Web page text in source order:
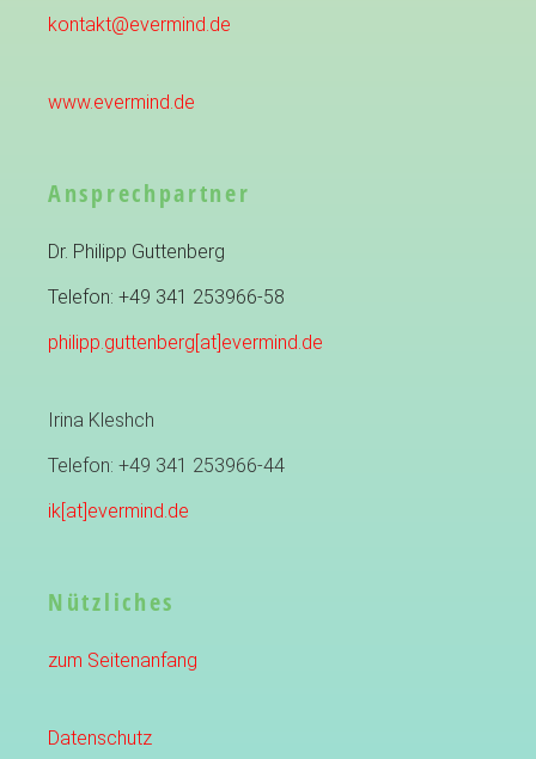
kontakt@evermind.de
www.evermind.de
Ansprechpartner
Dr. Philipp Guttenberg
Telefon: +49 341 253966-58
philipp.guttenberg[at]evermind.de
Irina Kleshch
Telefon: +49 341 253966-44
ik[at]evermind.de
Nützliches
zum Seitenanfang
Datenschutz